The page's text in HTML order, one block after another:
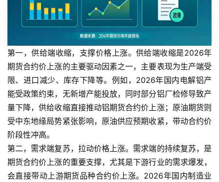
第一，供给端收缩，支撑价格上涨。供给端收缩是2026年
期货合约价上涨的主要驱动因素之一，主要表现为生产端受
限、进口减少、库存下降等。例如，2026年国内电解铝产
能受政策约束，无新增产能投放，同时部分铝厂检修导致产
量下降，供给收缩直接推动铝期货合约价上涨；原油期货则
受中东地缘局势紧张影响，原油供应预期收紧，带动合约价
阶段性冲高。
第二，需求端复苏，拉动价格上涨。需求端的持续复苏，是
期货合约价上涨的重要支撑，尤其是下游行业的需求爆发，
会直接带动上游期货品种合约价上涨。2026年国内制造业